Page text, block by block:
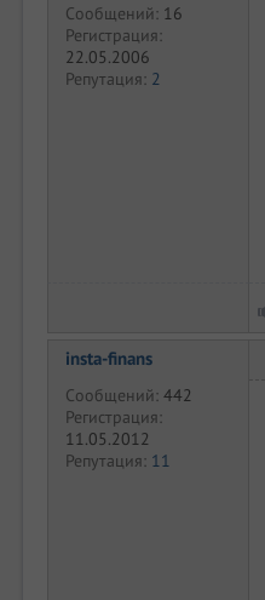
Сообщений: 16
Регистрация:
22.05.2006
Репутация: 2
insta-finans
Сообщений: 442
Регистрация:
11.05.2012
Репутация: 11